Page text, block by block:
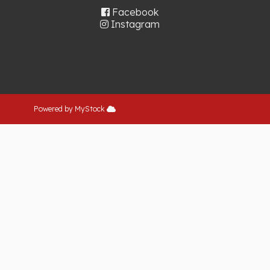
Facebook
Instagram
Powered by MyStock